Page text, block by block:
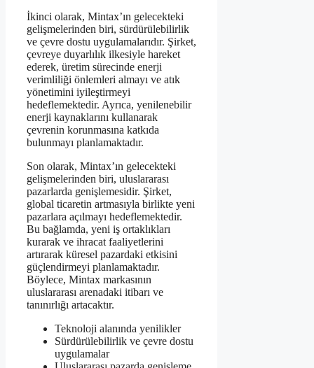
İkinci olarak, Mintax’ın gelecekteki
gelişmelerinden biri, sürdürülebilirlik
ve çevre dostu uygulamalarıdır. Şirket,
çevreye duyarlılık ilkesiyle hareket
ederek, üretim sürecinde enerji
verimliliği önlemleri almayı ve atık
yönetimini iyileştirmeyi
hedeflemektedir. Ayrıca, yenilenebilir
enerji kaynaklarını kullanarak
çevrenin korunmasına katkıda
bulunmayı planlamaktadır.
Son olarak, Mintax’ın gelecekteki
gelişmelerinden biri, uluslararası
pazarlarda genişlemesidir. Şirket,
global ticaretin artmasıyla birlikte yeni
pazarlara açılmayı hedeflemektedir.
Bu bağlamda, yeni iş ortaklıkları
kurarak ve ihracat faaliyetlerini
artırarak küresel pazardaki etkisini
güçlendirmeyi planlamaktadır.
Böylece, Mintax markasının
uluslararası arenadaki itibarı ve
tanınırlığı artacaktır.
Teknoloji alanında yenilikler
Sürdürülebilirlik ve çevre dostu
uygulamalar